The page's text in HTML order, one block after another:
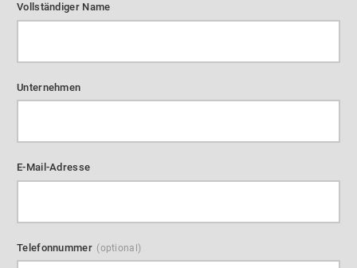
Vollständiger Name
Unternehmen
E-Mail-Adresse
Telefonnummer